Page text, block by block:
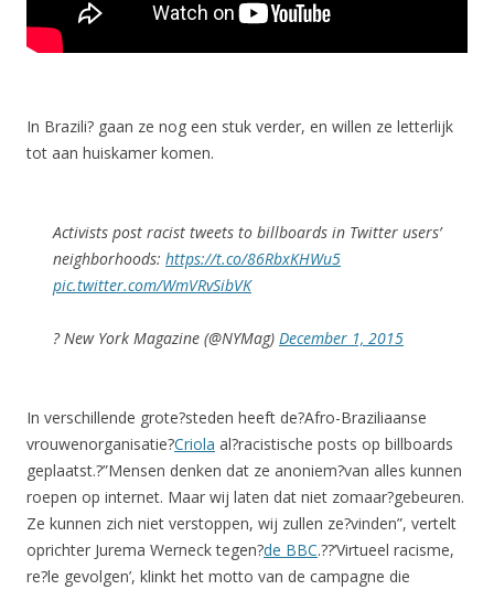
In Brazili? gaan ze nog een stuk verder, en willen ze letterlijk
tot aan huiskamer komen.
Activists post racist tweets to billboards in Twitter users’
neighborhoods: https://t.co/86RbxKHWu5
pic.twitter.com/WmVRvSibVK
? New York Magazine (@NYMag) December 1, 2015
In verschillende grote?steden heeft de?Afro-Braziliaanse
vrouwenorganisatie?Criola al?racistische posts op billboards
geplaatst.?”Mensen denken dat ze anoniem?van alles kunnen
roepen op internet. Maar wij laten dat niet zomaar?gebeuren.
Ze kunnen zich niet verstoppen, wij zullen ze?vinden”, vertelt
oprichter Jurema Werneck tegen?de BBC.??’Virtueel racisme,
re?le gevolgen’, klinkt het motto van de campagne die